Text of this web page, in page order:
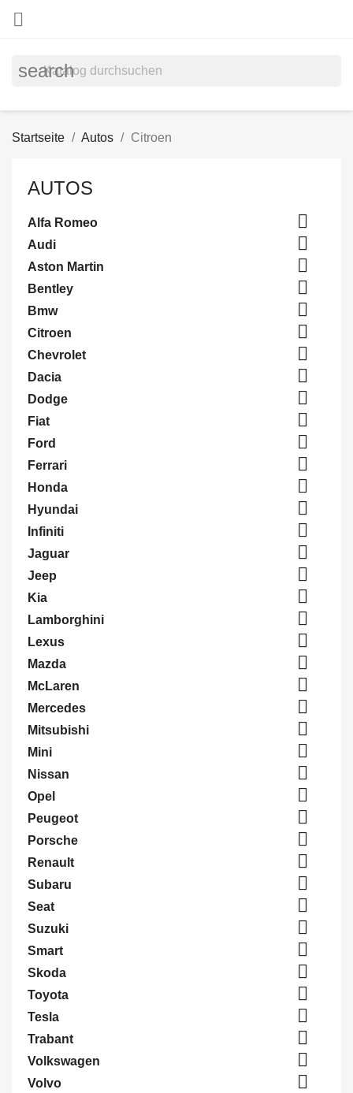

search
Startseite Autos Citroen
AUTOS
Alfa Romeo 
Audi 
Aston Martin 
Bentley 
Bmw 
Citroen 
Chevrolet 
Dacia 
Dodge 
Fiat 
Ford 
Ferrari 
Honda 
Hyundai 
Infiniti 
Jaguar 
Jeep 
Kia 
Lamborghini 
Lexus 
Mazda 
McLaren 
Mercedes 
Mitsubishi 
Mini 
Nissan 
Opel 
Peugeot 
Porsche 
Renault 
Subaru 
Seat 
Suzuki 
Smart 
Skoda 
Toyota 
Tesla 
Trabant 
Volkswagen 
Volvo 